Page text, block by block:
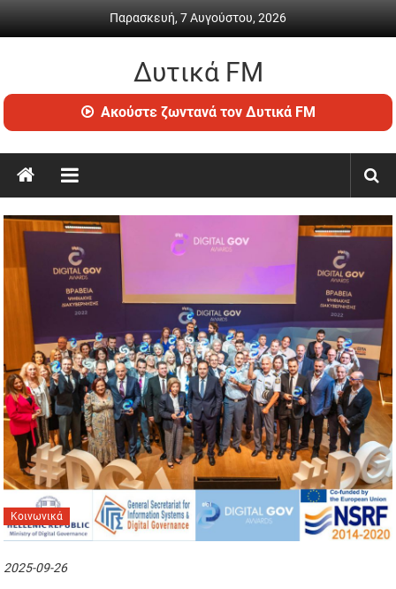
Παρασκευή, 7 Αυγούστου, 2026
Δυτικά FM
Ραδιόφωνο
•
ενημέρωση
Ακούστε ζωντανά τον Δυτικά FM
Κοινωνικά
2025-09-26